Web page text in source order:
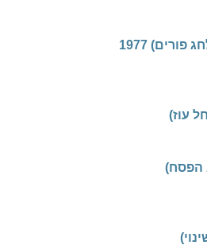
1977
עוז)
הפסח)